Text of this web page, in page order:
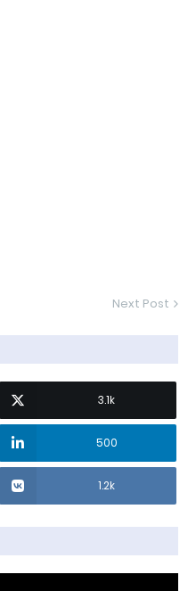
Next Post
3.1k
500
1.2k